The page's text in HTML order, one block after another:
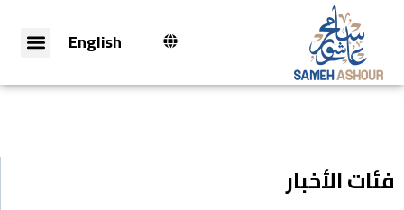
English
فئات الأخبار